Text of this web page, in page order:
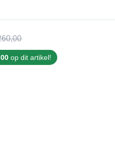
op dit artikel!